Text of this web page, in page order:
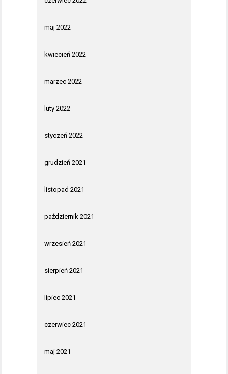
maj 2022
kwiecień 2022
marzec 2022
luty 2022
styczeń 2022
grudzień 2021
listopad 2021
październik 2021
wrzesień 2021
sierpień 2021
lipiec 2021
czerwiec 2021
maj 2021